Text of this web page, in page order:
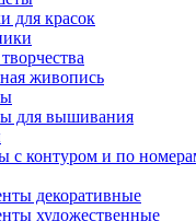
для красок
живопись
для вышивания
с контуром и по
декоративные
художественные